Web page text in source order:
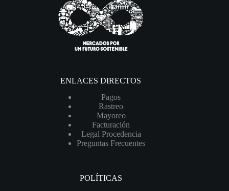
ENLACES DIRECTOS
Pagos
Rastreo
Mayoreo
Facturación
Legal Procedencia
Preguntas Frecuentes
POLÍTICAS